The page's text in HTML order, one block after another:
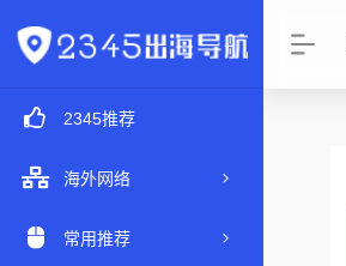
2345推荐
海外网络
常用推荐